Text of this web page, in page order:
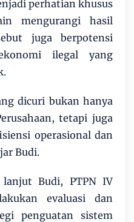
perhatian khusus
mengurangi hasil
juga berpotensi
ilegal yang
dicuri bukan hanya
tetapi juga
operasional dan
Budi.
lanjut Budi, PTPN IV
evaluasi dan
penguatan sistem